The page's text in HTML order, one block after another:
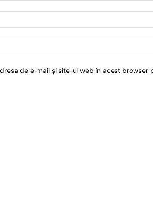
de e-mail și site-ul web în acest browser